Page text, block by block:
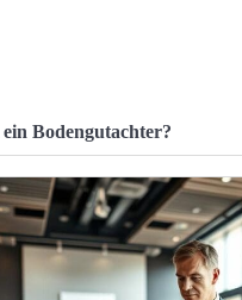
Bodengutachter?